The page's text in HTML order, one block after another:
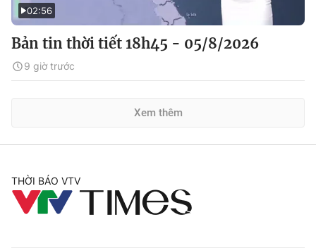
02:56
Bản tin thời tiết 18h45 - 05/8/2026
9 giờ trước
Xem thêm
THỜI BÁO VTV